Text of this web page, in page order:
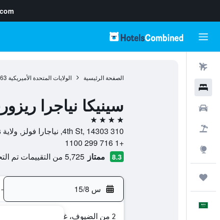
الصفحة الرئيسية الولايات المتحدة الأميريكية
سينيكا نياجرا
4 نجوم
310 4th St, 14303, نياجارا فولز, ولاية نيويورك, الولايات المتحدة الأميريكية
+1 716 299 1100
8.3 ممتاز 5,725 من التقييمات تم التحقق منها
س 15/8 -
2 من الضيوف، غرفة واحدة